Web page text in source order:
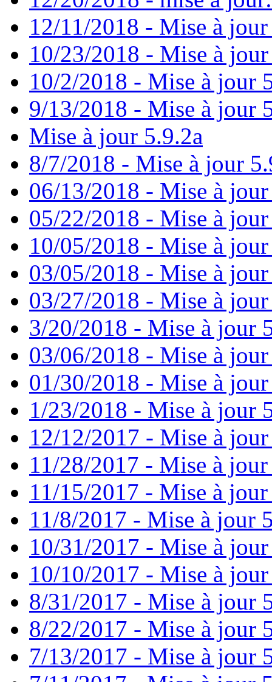
12/11/2018 - Mise à
10/23/2018 - Mise à
10/2/2018 - Mise à jour
9/13/2018 - Mise à jour
Mise à jour 5.9.2a
8/7/2018 - Mise à jour
06/13/2018 - Mise à
05/22/2018 - Mise à
10/05/2018 - Mise à
03/05/2018 - Mise à
03/27/2018 - Mise à
3/20/2018 - Mise à jour
03/06/2018 - Mise à
01/30/2018 - Mise à
1/23/2018 - Mise à jour
12/12/2017 - Mise à
11/28/2017 - Mise à
11/15/2017 - Mise à
11/8/2017 - Mise à jour
10/31/2017 - Mise à
10/10/2017 - Mise à
8/31/2017 - Mise à jour
8/22/2017 - Mise à jour
7/13/2017 - Mise à jour